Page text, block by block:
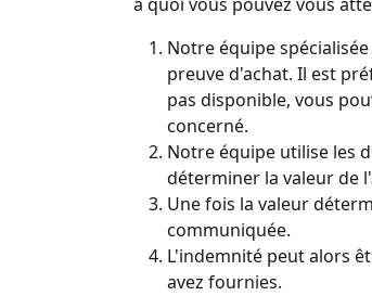
à quoi vous pouvez vous
Notre équipe
preuve d'achat. Il est
pas disponible, vous
concerné.
Notre équipe utilise les
déterminer la valeur de
Une fois la valeur
communiquée.
L'indemnité peut alors
avez fournies.